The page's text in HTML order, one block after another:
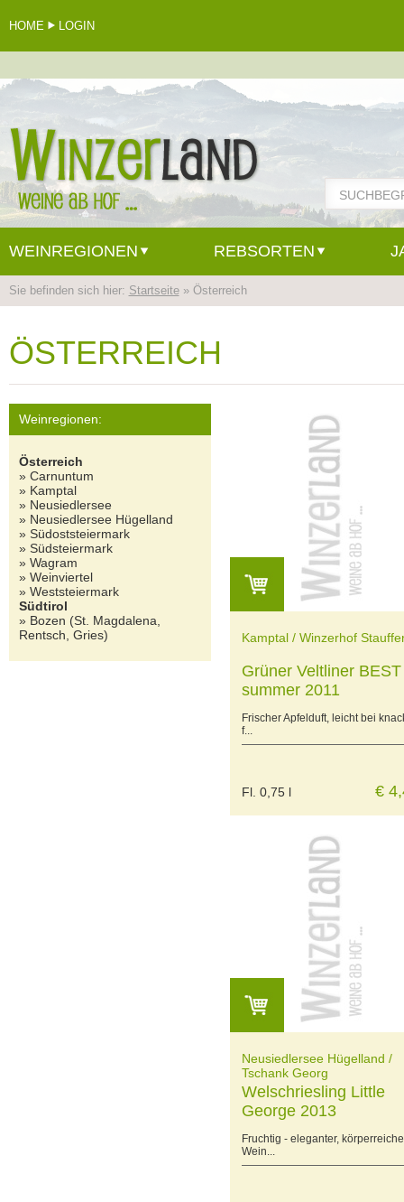
HOME LOGIN
WEINREGIONEN REBSORTEN
Sie befinden sich hier: Startseite» Österreich
ÖSTERREICH
Weinregionen:
Österreich
» Carnuntum
» Kamptal
» Neusiedlersee
» Neusiedlersee Hügelland
» Südoststeiermark
» Südsteiermark
» Wagram
» Weinviertel
» Weststeiermark
Südtirol
» Bozen (St. Magdalena,
Rentsch, Gries)
Kamptal / Winzerhof
Grüner Veltliner BEST
summer 2011
Frischer Apfelduft, leicht bei
f...
Fl. 0,75 l €
Neusiedlersee Hügelland /
Tschank Georg
Welschriesling Little
George 2013
Fruchtig - eleganter,
Wein...